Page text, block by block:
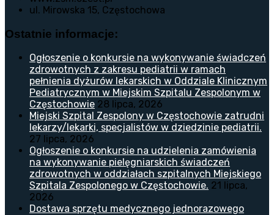
ul. Mirowska 15, Częstochowa
Ostatnie informacje:
Ogłoszenie o konkursie na wykonywanie świadczeń
zdrowotnych z zakresu pediatrii w ramach
pełnienia dyżurów lekarskich w Oddziale Klinicznym
Pediatrycznym w Miejskim Szpitalu Zespolonym w
Częstochowie 28 lipca, 2026
Miejski Szpital Zespolony w Częstochowie zatrudni
lekarzy/lekarki, specjalistów w dziedzinie pediatrii.
27 lipca, 2026
Ogłoszenie o konkursie na udzielenia zamówienia
na wykonywanie pielęgniarskich świadczeń
zdrowotnych w oddziałach szpitalnych Miejskiego
Szpitala Zespolonego w Częstochowie. 21 lipca,
2026
Dostawa sprzętu medycznego jednorazowego